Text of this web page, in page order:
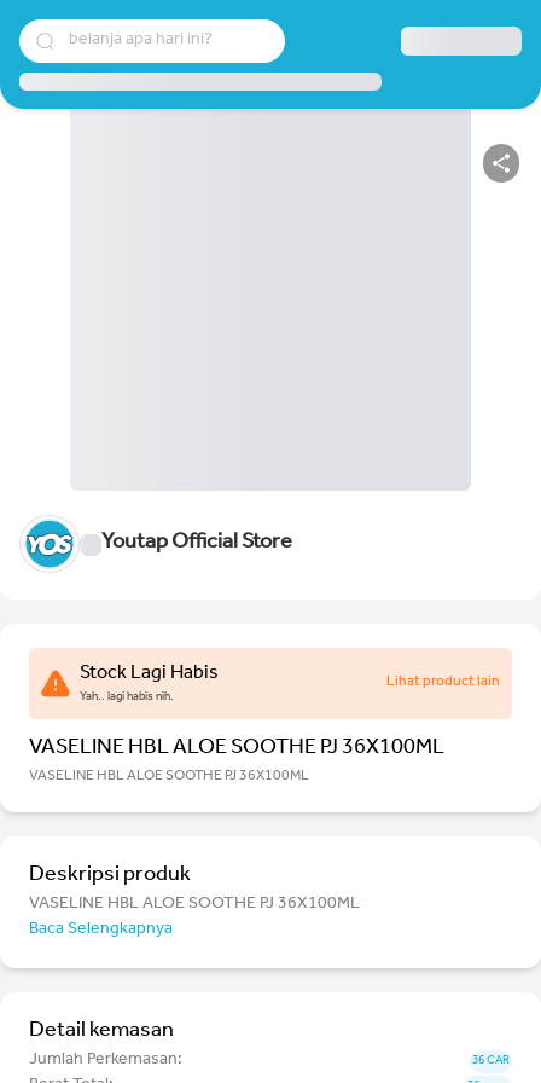
belanja apa hari ini?
Youtap Official Store
Stock Lagi Habis
Yah.. lagi habis nih.
Lihat product lain
VASELINE HBL ALOE SOOTHE PJ 36X100ML
VASELINE HBL ALOE SOOTHE PJ 36X100ML
Deskripsi produk
VASELINE HBL ALOE SOOTHE PJ 36X100ML
Baca Selengkapnya
Detail kemasan
Jumlah Perkemasan: 36 CAR